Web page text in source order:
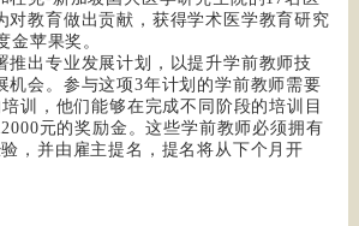
对教育做出贡献，获得学术医学教育研究
金苹果奖。
推出专业发展计划，以提升学前教师技
机会。参与这项3年计划的学前教师需要
训，他们能够在完成不同阶段的培训目
元的奖励金。这些学前教师必须拥有
，并由雇主提名，提名将从下个月开